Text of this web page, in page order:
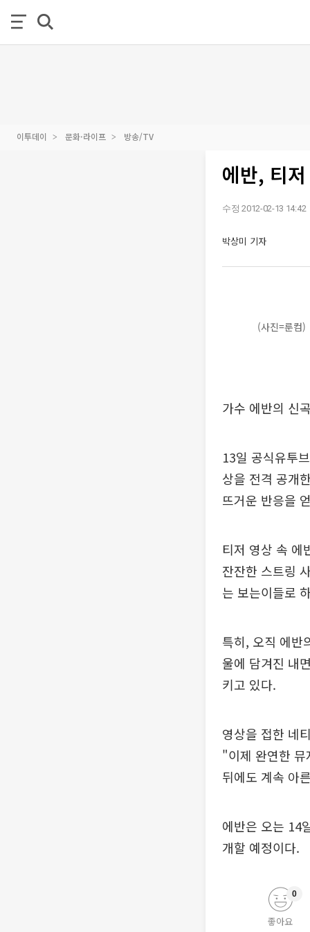
이투데이 문화·라이프 방송/TV
에반, 티
수정 2012-02-13 14:42
박상미 기자
(사진=룬컴)
가수 에반의 신
13일 공식유투
상을 전격 공개
뜨거운 반응을
티저 영상 속 에
잔잔한 스트링
는 보는이들로
특히, 오직 에반
울에 담겨진 내
키고 있다.
영상을 접한 네
"이제 완연한
뒤에도 계속 아
에반은 오는 14
개할 예정이다.
좋아요
0